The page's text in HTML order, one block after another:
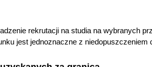
rekrutacji na studia na wybranych
jest jednoznaczne z